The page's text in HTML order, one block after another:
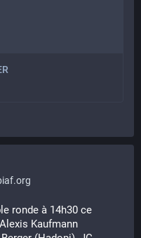
ronde à 14h30 ce
Kaufmann